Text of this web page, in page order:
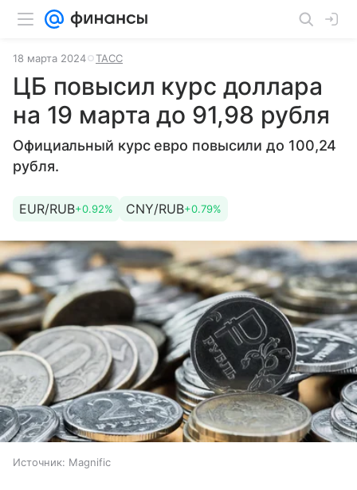
18 марта 2024 ТАСС
ЦБ повысил курс доллара
на 19 марта до 91,98 рубля
Официальный курс евро повысили до 100,24
рубля.
EUR/RUB+0.92% CNY/RUB+0.79%
Источник: Magnific